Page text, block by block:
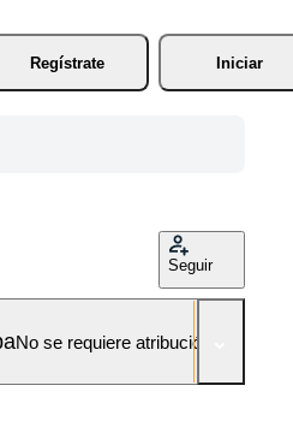
Regístrate
Iniciar
Seguir
No se requiere atribución!